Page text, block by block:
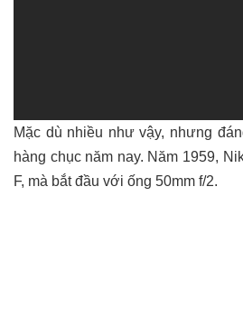
Mặc dù nhiều như vậy, nhưng
hàng chục năm nay. Năm 1959,
F, mà bắt đầu với ống 50mm f/2.